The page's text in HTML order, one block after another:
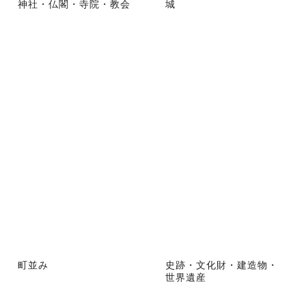
神社・仏閣・寺院・教会 城
町並み
史跡・文化財・建造物・
世界遺産